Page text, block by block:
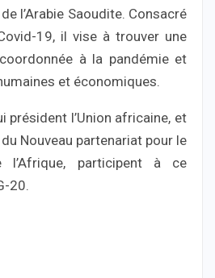
l’Arabie Saoudite. Consacré
19, il vise à trouver une
à la pandémie et
et économiques.
président l’Union africaine, et
Nouveau partenariat pour le
l’Afrique, participent à ce
20.